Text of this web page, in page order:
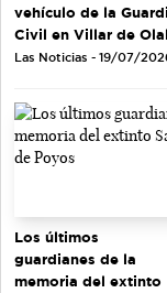
vehículo de la
Civil en Villar de
Las Noticias - 19/07/
Los últimos
guardianes de la
memoria del extinto